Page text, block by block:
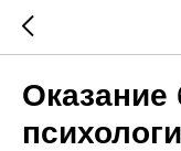
Оказание